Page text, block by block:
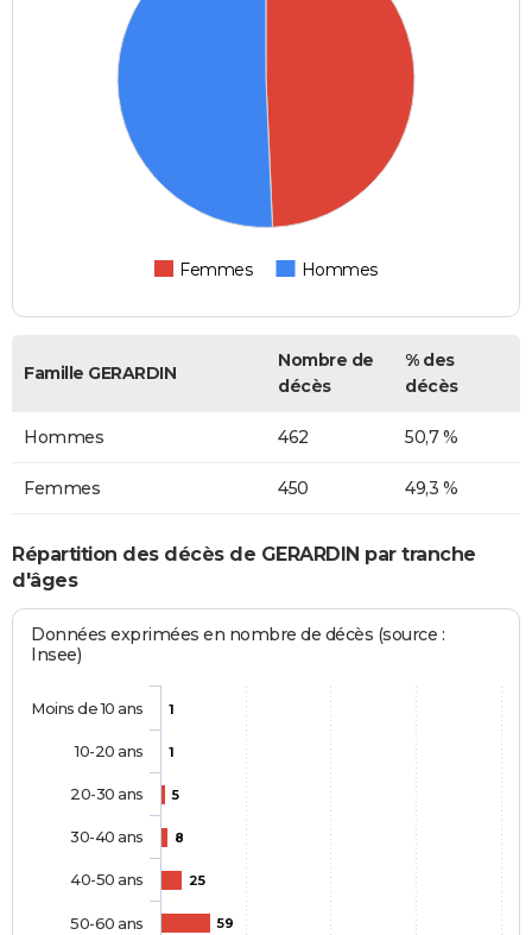
Femmes Hommes
Famille GERARDIN
Nombre de
décès
% des
décès
Hommes 462 50,7 %
Femmes 450 49,3 %
Répartition des décès de GERARDIN par tranche
d'âges
Données exprimées en nombre de décès (source :
Insee)
1
1
5
8
25
59
Moins de 10 ans
10-20 ans
20-30 ans
30-40 ans
40-50 ans
50-60 ans